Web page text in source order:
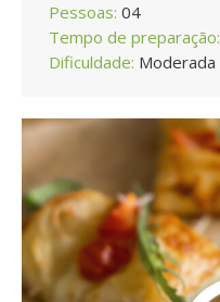
Pessoas: 04
Tempo de preparação:
Dificuldade: Moderada